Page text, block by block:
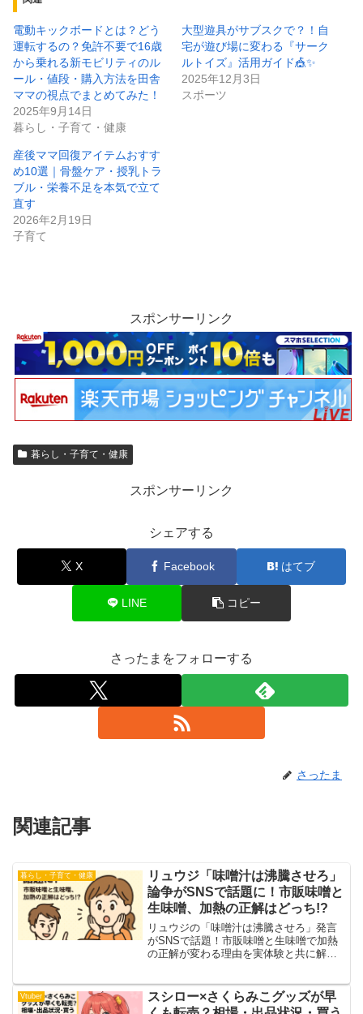
電動キックボードとは？どう
運転するの？免許不要で16歳
から乗れる新モビリティのル
ール・値段・購入方法を田舎
ママの視点でまとめてみた！
2025年9月14日
暮らし・子育て・健康
大型遊具がサブスクで？！自
宅が遊び場に変わる『サーク
ルトイズ』活用ガイド🎪✨
2025年12月3日
スポーツ
産後ママ回復アイテムおすす
め10選｜骨盤ケア・授乳トラ
ブル・栄養不足を本気で立て
直す
2026年2月19日
子育て
スポンサーリンク
暮らし・子育て・健康
スポンサーリンク
シェアする
X Facebook はてブ
LINE コピー
さったまをフォローする
さったま
関連記事
暮らし・子育て・健康
リュウジ「味噌汁は沸騰させろ」
論争がSNSで話題に！市販味噌と
生味噌、加熱の正解はどっち!?
リュウジの「味噌汁は沸騰させろ」発言
がSNSで話題！市販味噌と生味噌で加熱
の正解が変わる理由を実体験と共に解
Vtuber
スシロー×さくらみこグッズが早